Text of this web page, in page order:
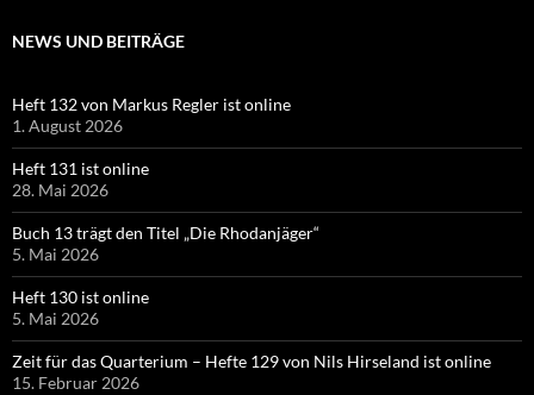
NEWS UND BEITRÄGE
Heft 132 von Markus Regler ist online
1. August 2026
Heft 131 ist online
28. Mai 2026
Buch 13 trägt den Titel „Die Rhodanjäger“
5. Mai 2026
Heft 130 ist online
5. Mai 2026
Zeit für das Quarterium – Hefte 129 von Nils Hirseland ist online
15. Februar 2026